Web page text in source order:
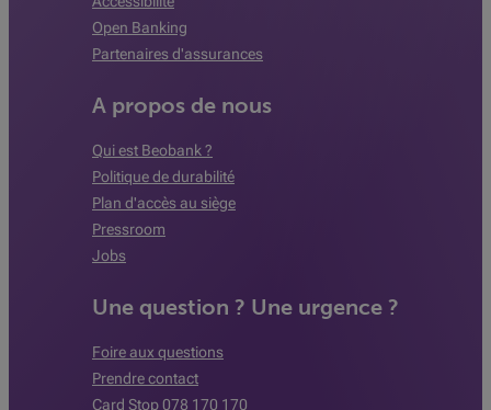
Open Banking
Partenaires d'assurances
A propos de nous
Qui est Beobank ?
Politique de durabilité
Plan d'accès au siège
Pressroom
Jobs
Une question ? Une urgence ?
Foire aux questions
Prendre contact
Card Stop 078 170 170